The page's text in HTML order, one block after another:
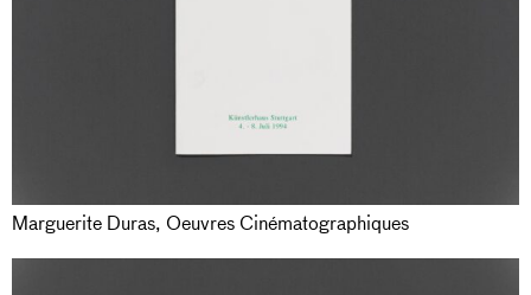
Marguerite Duras, Oeuvres Cinématographiques